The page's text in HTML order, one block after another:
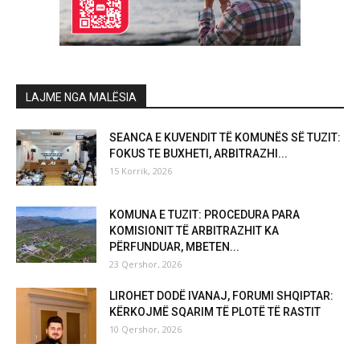
LAJME NGA MALËSIA
SEANCA E KUVENDIT TË KOMUNËS SË TUZIT:
FOKUS TE BUXHETI, ARBITRAZHI...
15 Korrik, 2026
KOMUNA E TUZIT: PROCEDURA PARA
KOMISIONIT TË ARBITRAZHIT KA
PËRFUNDUAR, MBETEN...
23 Qershor, 2026
LIROHET DODË IVANAJ, FORUMI SHQIPTAR:
KËRKOJMË SQARIM TË PLOTË TË RASTIT
10 Qershor, 2026